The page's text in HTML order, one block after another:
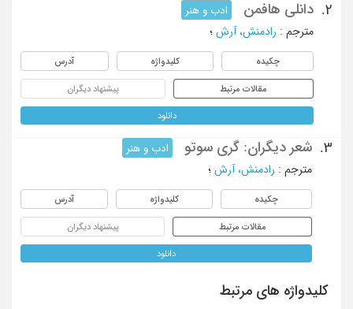
2. دانلی هافمن
ادب و هنر
مترجم : رادمنش، آرش ؛
چکیده کلیدواژه آدرس
مقالات مرتبط پیشنهاد دیگران
دانلود
3. شعر دیگران: گری سوتو
ادب و هنر
مترجم : رادمنش، آرش ؛
چکیده کلیدواژه آدرس
مقالات مرتبط پیشنهاد دیگران
دانلود
کلیدواژه های مرتبط